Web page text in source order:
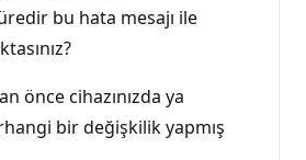
bu hata mesajı ile
önce cihazınızda ya
bir değişkilik yapmış